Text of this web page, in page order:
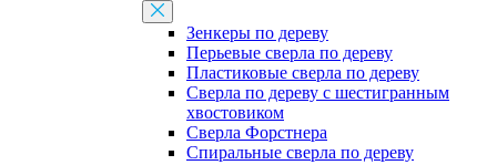
Зенкеры по дереву
Перьевые сверла по дереву
Пластиковые сверла по дереву
Сверла по дереву с шестигранным
хвостовиком
Сверла Форстнера
Спиральные сверла по дереву